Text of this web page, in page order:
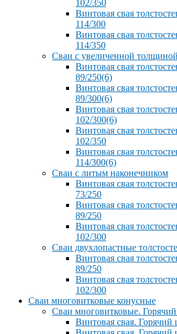
102/350
Винтовая свая
114/300
Винтовая свая
114/350
Сваи с увеличенной
Винтовая свая
89/250(6)
Винтовая свая
89/300(6)
Винтовая свая
102/300(6)
Винтовая свая
102/350
Винтовая свая
114/300(6)
Сваи с литым наконечником
Винтовая свая
73/250
Винтовая свая
89/250
Винтовая свая
102/300
Сваи двухлопастные
Винтовая свая
89/250
Винтовая свая
102/300
Сваи многовитковые конусные
Сваи многовитковые.
Винтовая свая.